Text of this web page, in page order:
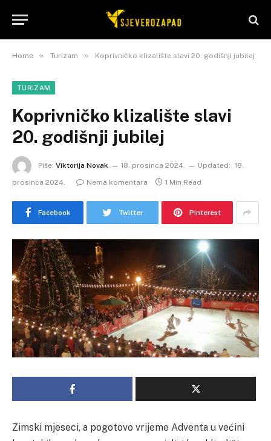
Home » Turizam » Koprivničko klizalište slavi 20. godišnji jubilej
TURIZAM
Koprivničko klizalište slavi
20. godišnji jubilej
Piše: Viktorija Novak 18. prosinca 2024. Updated: 18.
prosinca 2024.
Nema komentara 1 Min Read
Facebook Twitter Pinterest
Zimski mjeseci, a pogotovo vrijeme Adventa u većini